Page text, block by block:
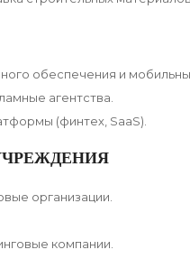
обеспечения и
агентства.
(финтех, SaaS).
организации.
компании.